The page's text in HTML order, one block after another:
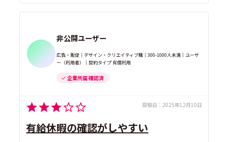
非公開ユーザー
広告・販促｜デザイン・クリエイティブ職｜300-1000人未満｜ユーザ
ー（利用者）｜契約タイプ 有償利用
企業所属 確認済
投稿日： 2025年12月10日
有給休暇の確認がしやすい